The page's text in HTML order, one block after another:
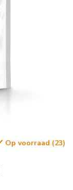
Op voorraad (23)